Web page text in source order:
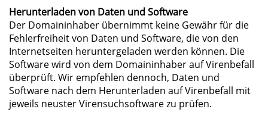
Herunterladen von Daten und Software
Der Domaininhaber übernimmt keine Gewähr für die
Fehlerfreiheit von Daten und Software, die von den
Internetseiten heruntergeladen werden können. Die
Software wird von dem Domaininhaber auf Virenbefall
überprüft. Wir empfehlen dennoch, Daten und
Software nach dem Herunterladen auf Virenbefall mit
jeweils neuster Virensuchsoftware zu prüfen.